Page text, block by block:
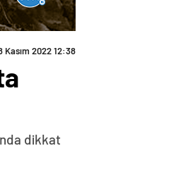
Kasım 2022 12:38
dikkat